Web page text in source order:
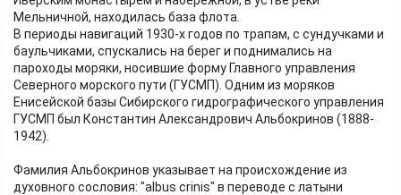
Мельничной, находилась база флота.
В периоды навигаций 1930-х годов по трапам, с сундучками и
баульчиками, спускались на берег и поднимались на
пароходы моряки, носившие форму Главного управления
Северного морского пути (ГУСМП). Одним из моряков
Енисейской базы Сибирского гидрографического управления
ГУСМП был Константин Александрович Альбокринов (1888-
1942).
Фамилия Альбокринов указывает на происхождение из
духовного сословия: "albus crinis" в переводе с латыни